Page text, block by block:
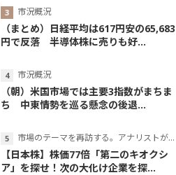
市況概況
（まとめ）日経平均は617円安の65,683
円で反落 半導体株に売りも好...
市況概況
（朝）米国市場では主要3指数がまちま
ち 中東情勢を巡る懸念の後退...
市場のテーマを再訪する。アナリストが読み解くテーマの本質
【日本株】株価77倍「第二のキオクシ
ア」を探せ！次の大化け企業を探...